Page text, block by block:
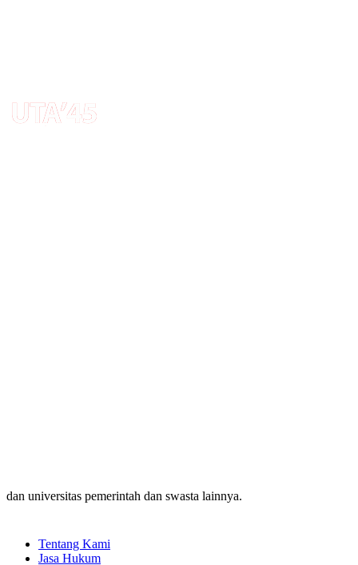
dan universitas pemerintah dan swasta lainnya.
Tentang Kami
Jasa Hukum